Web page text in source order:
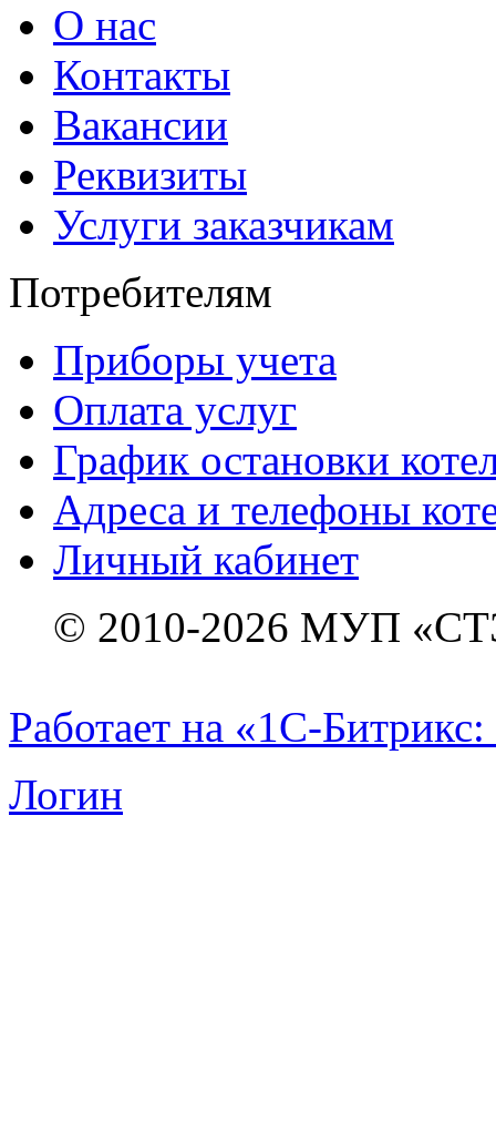
О нас
Контакты
Вакансии
Реквизиты
Услуги заказчикам
Потребителям
Приборы учета
Оплата услуг
График остановки
Адреса и телефоны
Личный кабинет
© 2010-2026 МУП
Работает на «1С-
Логин